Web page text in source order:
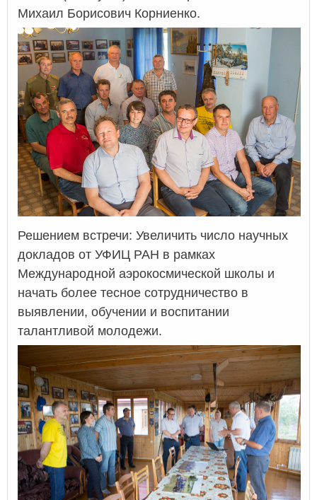
Михаил Борисович Корниенко.
Решением встречи: Увеличить число научных
докладов от УФИЦ РАН в рамках
Международной аэрокосмической школы и
начать более тесное сотрудничество в
выявлении, обучении и воспитании
талантливой молодежи.